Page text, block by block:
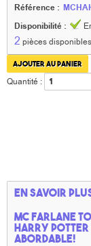
Référence :
Disponibilité :
2 pièces disponibles
Quantité :
En savoir
Mc Farlane
Harry Potter
abordable!